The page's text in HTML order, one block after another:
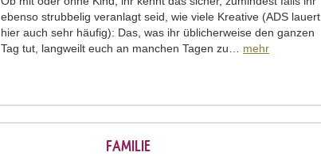
ebenso strubbelig veranlagt seid, wie viele Kreative (ADS lauert
hier auch sehr häufig): Das, was ihr üblicherweise den ganzen
Tag tut, langweilt euch an manchen Tagen zu… mehr
FAMILIE